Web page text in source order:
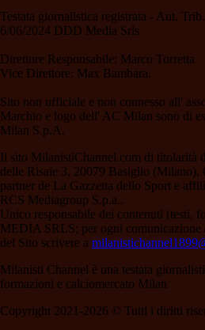
Testata giornalistica registrata - Aut.
6/06/2024 DDD Media Srls
Direttore Responsabile: Marco Torretta
Vice Direttore: Max Bambara.
Sito non ufficiale e non connesso all'
Marchio e logo dell' AC Milan sono di
Milan S.p.A.
Il sito MilanistiChannel.com di
delle Risaie 3, 20079 Basiglio (Milano),
partner de La Gazzetta dello Sport e
RCS Mediagroup S.p.a..
Unico responsabile dei contenuti (testi,
MEDIA SRLS; per ogni comunicazione
del Sito scrivere a
Milanisti Channel è una testata
formazioni e calciomercato Milan
Copyright 2021-2026 © Tutti i diritti